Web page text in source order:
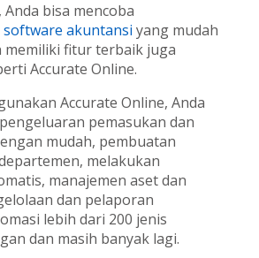
bisa mencoba
software akuntansi yang mudah
memiliki fitur terbaik juga
Accurate Online.
Accurate Online, Anda
pemasukan dan
mudah, pembuatan
melakukan
manajemen aset dan
dan pelaporan
lebih dari 200 jenis
dan masih banyak lagi.